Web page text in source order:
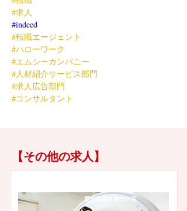
#求人
#indeed
#転職エージェント
#ハローワーク
#エムシーカンパニー
#人材紹介サービス部門
#求人広告部門
#コンサルタント
【その他の求人】
愛知県名古屋市中区